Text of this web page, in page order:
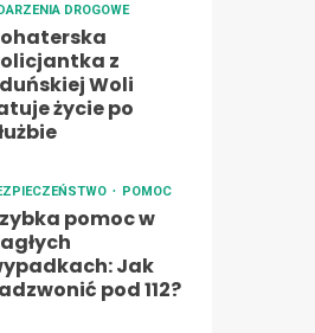
DROGOWE
z
Woli
życie po
POMOC
pomoc w
Jak
pod 112?